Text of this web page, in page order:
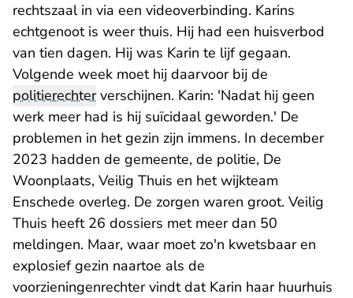
rechtszaal in via een videoverbinding. Karins
echtgenoot is weer thuis. Hij had een huisverbod
van tien dagen. Hij was Karin te lijf gegaan.
Volgende week moet hij daarvoor bij de
politierechterverschijnen. Karin: 'Nadat hij geen
werk meer had is hij suïcidaal geworden.' De
problemen in het gezin zijn immens. In december
2023 hadden de gemeente, de politie, De
Woonplaats, Veilig Thuis en het wijkteam
Enschede overleg. De zorgen waren groot. Veilig
Thuis heeft 26 dossiers met meer dan 50
meldingen. Maar, waar moet zo'n kwetsbaar en
explosief gezin naartoe als de
voorzieningenrechter vindt dat Karin haar huurhuis